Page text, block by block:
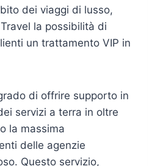
dei viaggi di lusso,
la possibilità di
un trattamento VIP in
di offrire supporto in
servizi a terra in oltre
la massima
delle agenzie
Questo servizio,